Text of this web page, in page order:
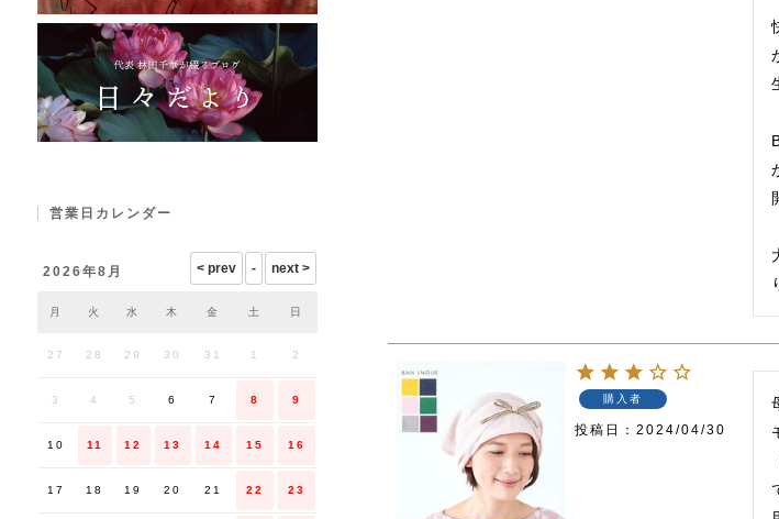
購入者
投稿日 2024/04/30
営業日カレンダー
2026年8月
月 火 水 木 金 土 日
27 28 29 30 31 1 2
3 4 5 6 7 8 9
10 11 12 13 14 15 16
17 18 19 20 21 22 23